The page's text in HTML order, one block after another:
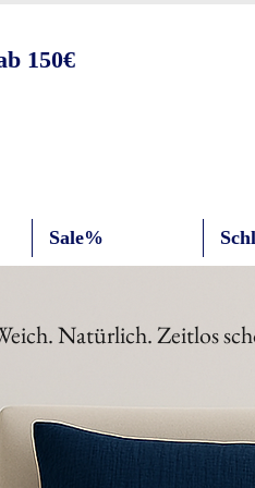
150€
Sale%
Natürlich. Zeitlos